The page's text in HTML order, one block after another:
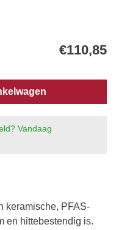
€110,85
Vandaag
keramische, PFAS-
en hittebestendig is.